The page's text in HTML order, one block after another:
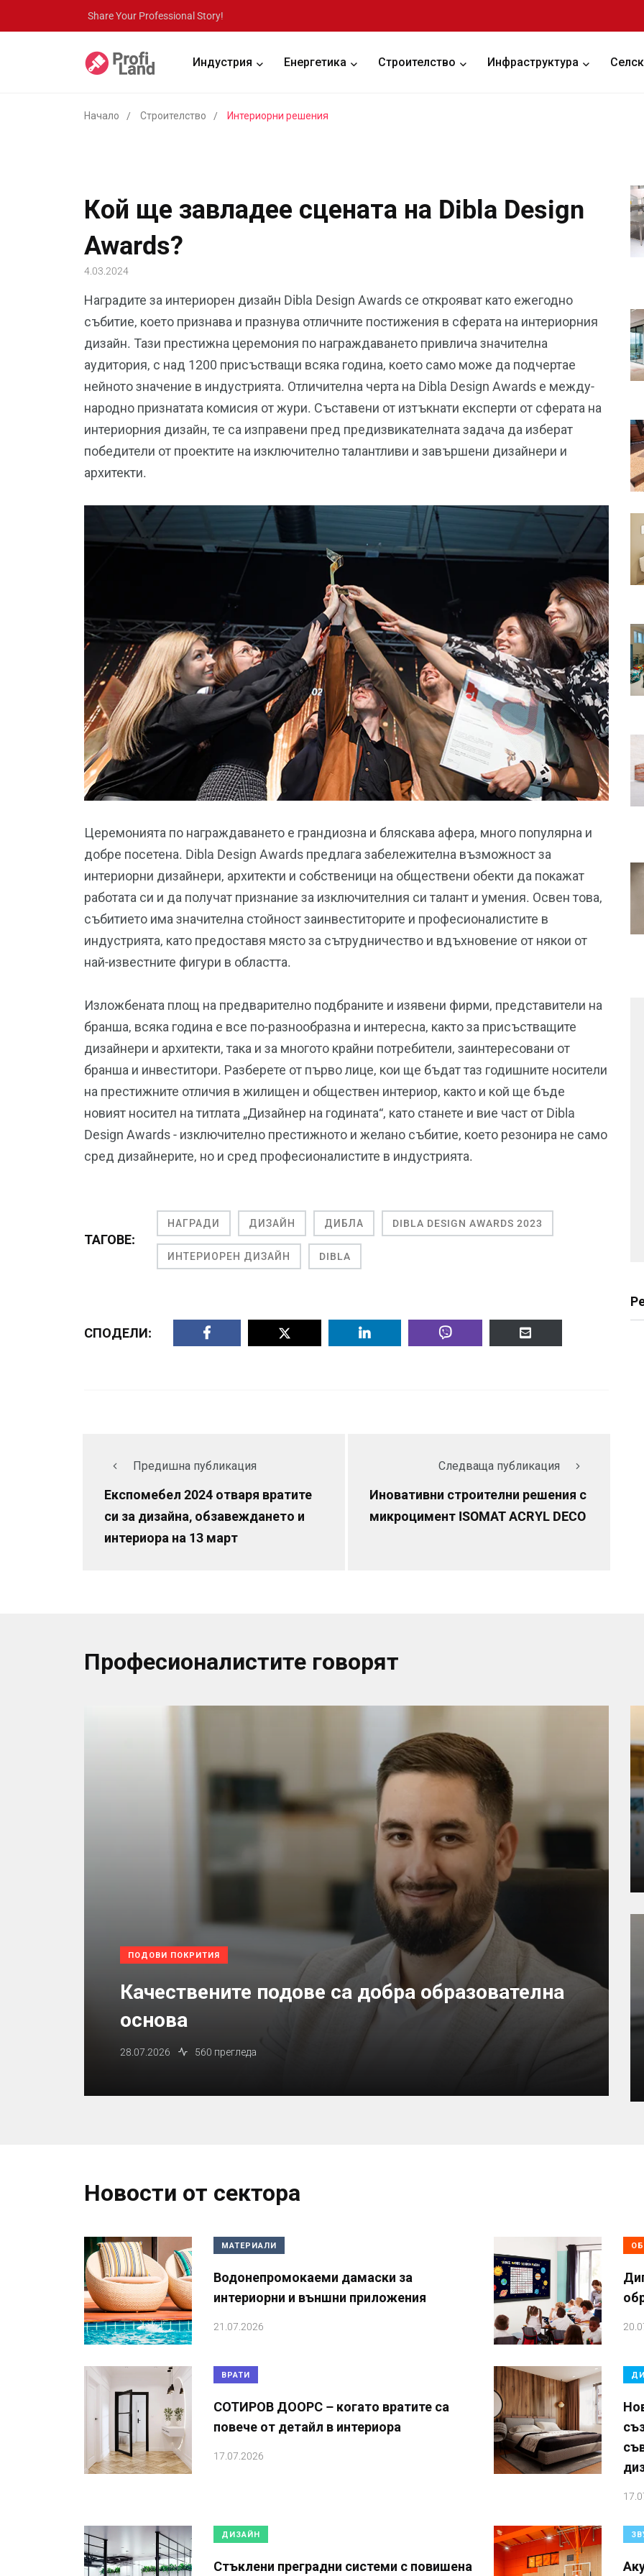
Share Your Professional Story!
Индустрия Енергетика Строителство Инфраструктура
Начало Строителство Интериорни решения
Кой ще завладее сцената на Dibla Design
Awards?
4.03.2024
Наградите за интериорен дизайн Dibla Design Awards се открояват като ежегодно
събитие, което признава и празнува отличните постижения в сферата на интериорния
дизайн. Тази престижна церемония по награждаването привлича значителна
аудитория, с над 1200 присъстващи всяка година, което само може да подчертае
нейното значение в индустрията. Отличителна черта на Dibla Design Awards е между-
народно признатата комисия от жури. Съставени от изтъкнати експерти от сферата на
интериорния дизайн, те са изправени пред предизвикателната задача да изберат
победители от проектите на изключително талантливи и завършени дизайнери и
архитекти.
Церемонията по награждаването е грандиозна и бляскава афера, много популярна и
добре посетена. Dibla Design Awards предлага забележителна възможност за
интериорни дизайнери, архитекти и собственици на обществени обекти да покажат
работата си и да получат признание за изключителния си талант и умения. Освен това,
събитието има значителна стойност заинвеститорите и професионалистите в
индустрията, като предоставя място за сътрудничество и вдъхновение от някои от
най-известните фигури в областта.
Изложбената площ на предварително подбраните и изявени фирми, представители на
бранша, всяка година е все по-разнообразна и интересна, както за присъстващите
дизайнери и архитекти, така и за многото крайни потребители, заинтересовани от
бранша и инвеститори. Разберете от първо лице, кои ще бъдат таз годишните носители
на престижните отличия в жилищен и обществен интериор, както и кой ще бъде
новият носител на титлата „Дизайнер на годината“, като станете и вие част от Dibla
Design Awards - изключително престижното и желано събитие, което резонира не само
сред дизайнерите, но и сред професионалистите в индустрията.
ТАГОВЕ:
НАГРАДИ ДИЗАЙН ДИБЛА DIBLA DESIGN AWARDS 2023
ИНТЕРИОРЕН ДИЗАЙН DIBLA
СПОДЕЛИ:
Предишна публикация
Експомебел 2024 отваря вратите
си за дизайна, обзавеждането и
интериора на 13 март
Следваща публикация
Иновативни строителни решения с
микроцимент ISOMAT ACRYL DECO
Професионалистите говорят
ПОДОВИ ПОКРИТИЯ
Качествените подове са добра образователна
основа
28.07.2026 560 прегледа
Новости от сектора
МАТЕРИАЛИ
Водонепромокаеми дамаски за
интериорни и външни приложения
21.07.2026
ВРАТИ
СОТИРОВ ДООРС – когато вратите са
повече от детайл в интериора
17.07.2026
ДИЗАЙН
Стъклени преградни системи с повишена